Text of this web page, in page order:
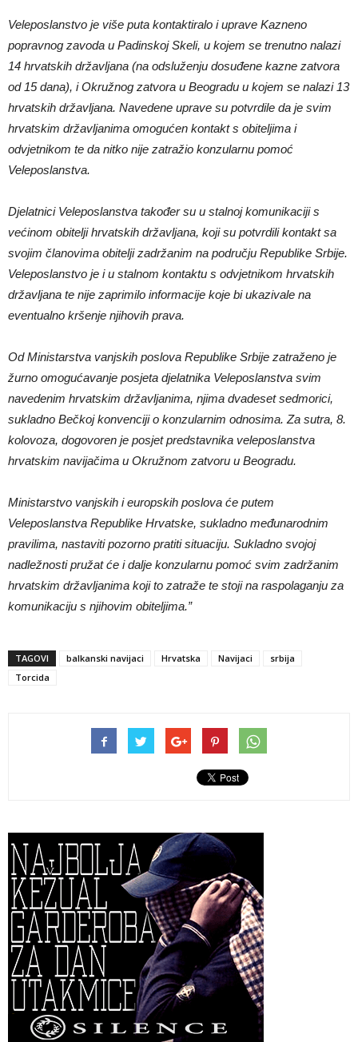
Veleposlanstvo je više puta kontaktiralo i uprave Kazneno
popravnog zavoda u Padinskoj Skeli, u kojem se trenutno nalazi
14 hrvatskih državljana (na odsluženju dosuđene kazne zatvora
od 15 dana), i Okružnog zatvora u Beogradu u kojem se nalazi 13
hrvatskih državljana. Navedene uprave su potvrdile da je svim
hrvatskim državljanima omogućen kontakt s obiteljima i
odvjetnikom te da nitko nije zatražio konzularnu pomoć
Veleposlanstva.
Djelatnici Veleposlanstva također su u stalnoj komunikaciji s
većinom obitelji hrvatskih državljana, koji su potvrdili kontakt sa
svojim članovima obitelji zadržanim na području Republike Srbije.
Veleposlanstvo je i u stalnom kontaktu s odvjetnikom hrvatskih
državljana te nije zaprimilo informacije koje bi ukazivale na
eventualno kršenje njihovih prava.
Od Ministarstva vanjskih poslova Republike Srbije zatraženo je
žurno omogućavanje posjeta djelatnika Veleposlanstva svim
navedenim hrvatskim državljanima, njima dvadeset sedmorici,
sukladno Bečkoj konvenciji o konzularnim odnosima. Za sutra, 8.
kolovoza, dogovoren je posjet predstavnika veleposlanstva
hrvatskim navijačima u Okružnom zatvoru u Beogradu.
Ministarstvo vanjskih i europskih poslova će putem
Veleposlanstva Republike Hrvatske, sukladno međunarodnim
pravilima, nastaviti pozorno pratiti situaciju. Sukladno svojoj
nadležnosti pružat će i dalje konzularnu pomoć svim zadržanim
hrvatskim državljanima koji to zatraže te stoji na raspolaganju za
komunikaciju s njihovim obiteljima.”
TAGOVI balkanski navijaci Hrvatska Navijaci
srbija
Torcida